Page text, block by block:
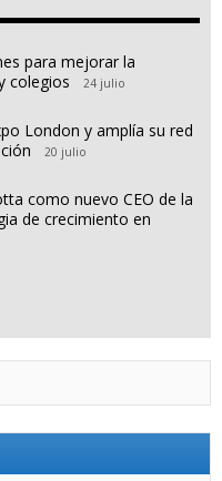
para mejorar la
colegios
24 julio
London y amplía su red
20 julio
como nuevo CEO de la
de crecimiento en